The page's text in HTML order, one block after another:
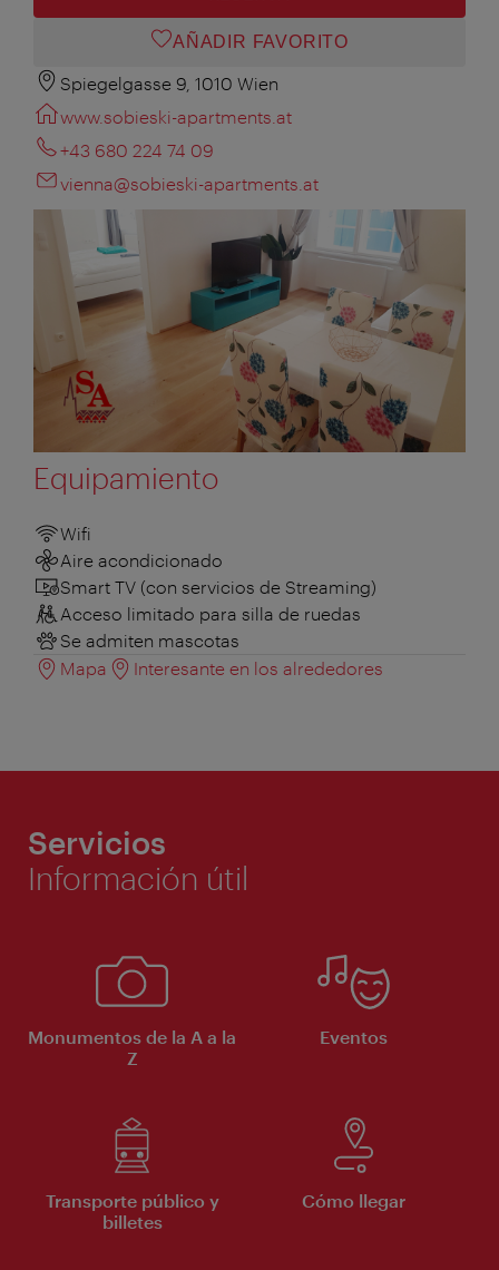
AÑADIR FAVORITO
Spiegelgasse 9, 1010 Wien
www.sobieski-apartments.at
+43 680 224 74 09
vienna@sobieski-apartments.at
Equipamiento
Wifi
Aire acondicionado
Smart TV (con servicios de Streaming)
Acceso limitado para silla de ruedas
Se admiten mascotas
Mapa
Interesante en los alrededores
Servicios
Información útil
Monumentos de la A a la
Z
Eventos
Transporte público y
billetes
Cómo llegar